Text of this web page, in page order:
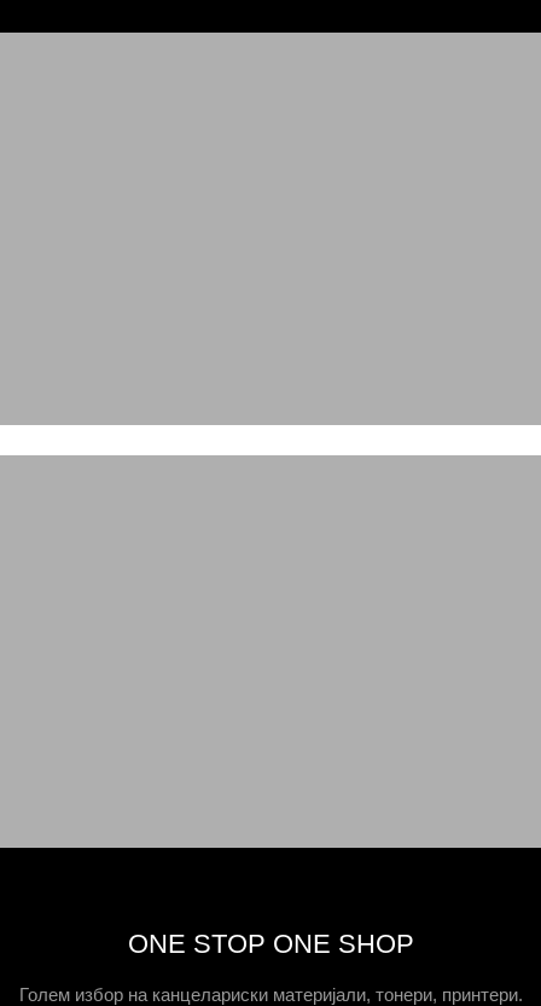
ONE STOP ONE SHOP
Голем избор на канцелариски материјали, тонери, принтери.